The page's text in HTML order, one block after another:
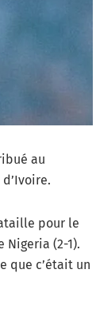
au
pour le
(2-1).
que c’était un